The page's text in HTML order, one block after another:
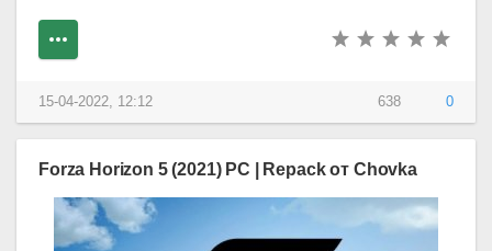
638 0
15-04-2022, 12:12
Forza Horizon 5 (2021) PC | Repack от Chovka